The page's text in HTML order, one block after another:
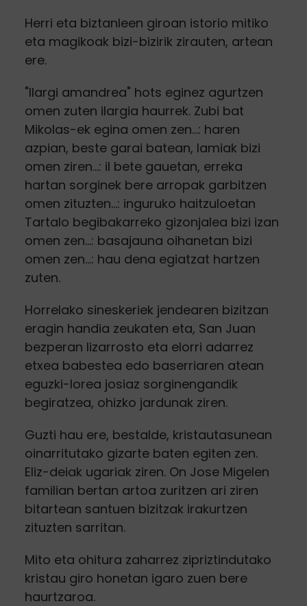
Herri eta biztanleen giroan istorio mitiko
eta magikoak bizi-bizirik zirauten, artean
ere.
"Ilargi amandrea" hots eginez agurtzen
omen zuten ilargia haurrek. Zubi bat
Mikolas-ek egina omen zen...: haren
azpian, beste garai batean, lamiak bizi
omen ziren...: il bete gauetan, erreka
hartan sorginek bere arropak garbitzen
omen zituzten...: inguruko haitzuloetan
Tartalo begibakarreko gizonjalea bizi izan
omen zen...: basajauna oihanetan bizi
omen zen...: hau dena egiatzat hartzen
zuten.
Horrelako sineskeriek jendearen bizitzan
eragin handia zeukaten eta, San Juan
bezperan lizarrosto eta elorri adarrez
etxea babestea edo baserriaren atean
eguzki-lorea josiaz sorginengandik
begiratzea, ohizko jardunak ziren.
Guzti hau ere, bestalde, kristautasunean
oinarritutako gizarte baten egiten zen.
Eliz-deiak ugariak ziren. On Jose Migelen
familian bertan artoa zuritzen ari ziren
bitartean santuen bizitzak irakurtzen
zituzten sarritan.
Mito eta ohitura zaharrez zipriztindutako
kristau giro honetan igaro zuen bere
haurtzaroa.